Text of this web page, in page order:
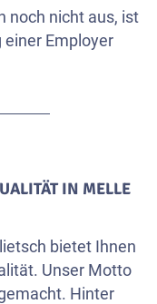
noch nicht aus, ist
Employer
IN MELLE
bietet Ihnen
Unser Motto
Hinter